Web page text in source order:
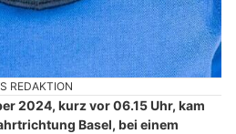
REDAKTION
2024, kurz vor 06.15 Uhr, kam
Basel, bei einem